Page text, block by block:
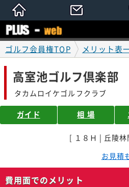
ゴルフ会員権TOP メリット表
高室池ゴルフ倶楽部
タカムロイケゴルフクラブ
ガイド 相 場
[ １８Ｈ | 丘陵林
お見積
費用面でのメリット